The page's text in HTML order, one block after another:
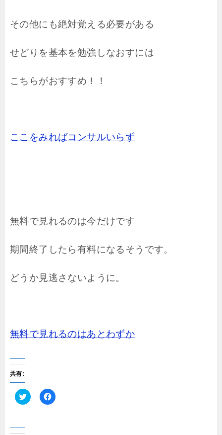
その他にも絶対覚える必要がある
せどりを基本を勉強しなおすには
こちらがおすすめ！！
ここをみればコンサルいらず
無料で見れるのは今だけです
期間終了したら有料になるそうです。
どうか見逃さないように。
無料で見れるのはあとわずか
共有:
ク
し
F